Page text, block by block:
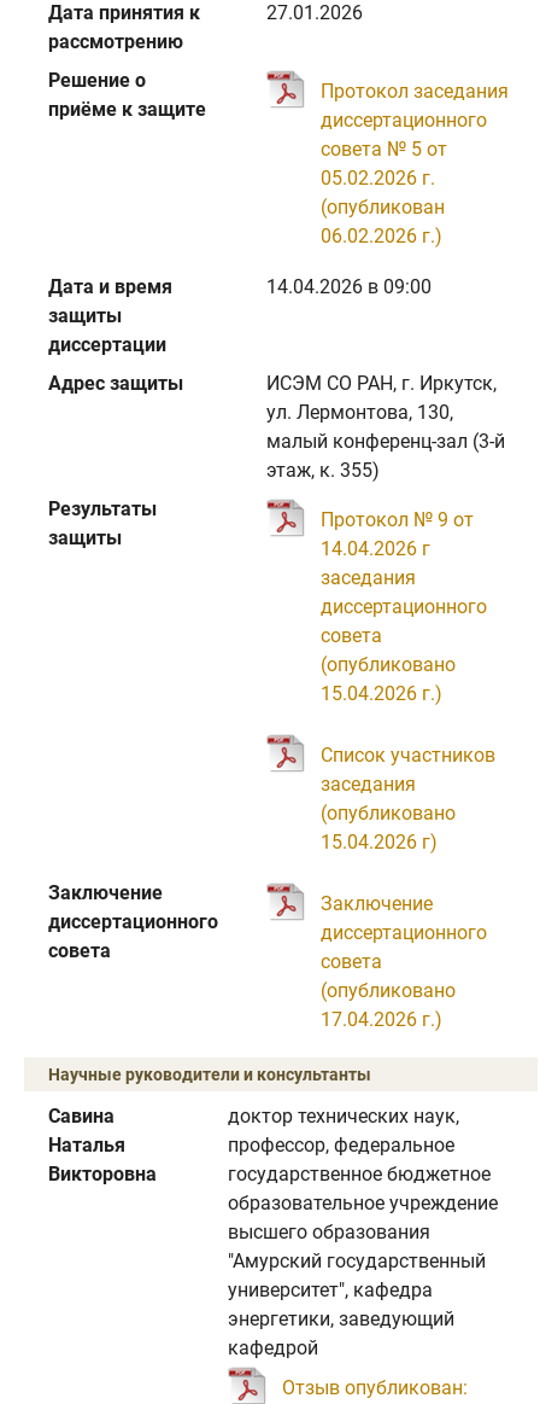
Дата принятия к
рассмотрению
27.01.2026
Решение о
приёме к защите
Протокол заседания
диссертационного
совета № 5 от
05.02.2026 г.
(опубликован
06.02.2026 г.)
Дата и время
защиты
диссертации
14.04.2026 в 09:00
Адрес защиты
ИСЭМ СО РАН, г. Иркутск,
ул. Лермонтова, 130,
малый конференц-зал (3-й
этаж, к. 355)
Результаты
защиты
Протокол № 9 от
14.04.2026 г
заседания
диссертационного
совета
(опубликовано
15.04.2026 г.)
Список участников
заседания
(опубликовано
15.04.2026 г)
Заключение
диссертационного
совета
Заключение
диссертационного
совета
(опубликовано
17.04.2026 г.)
Научные руководители и консультанты
Савина
Наталья
Викторовна
доктор технических наук,
профессор, федеральное
государственное бюджетное
образовательное учреждение
высшего образования
"Амурский государственный
университет", кафедра
энергетики, заведующий
кафедрой
Отзыв опубликован: